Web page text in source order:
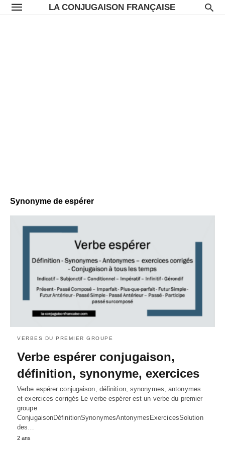
LA CONJUGAISON FRANÇAISE
Synonyme de espérer
VERBES DU PREMIER GROUPE
Verbe espérer conjugaison,
définition, synonyme, exercices
Verbe espérer conjugaison, définition, synonymes, antonymes
et exercices corrigés Le verbe espérer est un verbe du premier
groupe
ConjugaisonDéfinitionSynonymesAntonymesExercicesSolution
des…
2 ans